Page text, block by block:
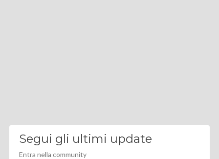
Segui gli ultimi update
Entra nella community